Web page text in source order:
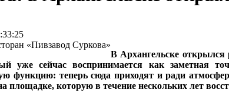
В Архангельске
уже сейчас воспринимается как заметная
функцию: теперь сюда приходят и ради
площадке, которую в течение нескольких лет